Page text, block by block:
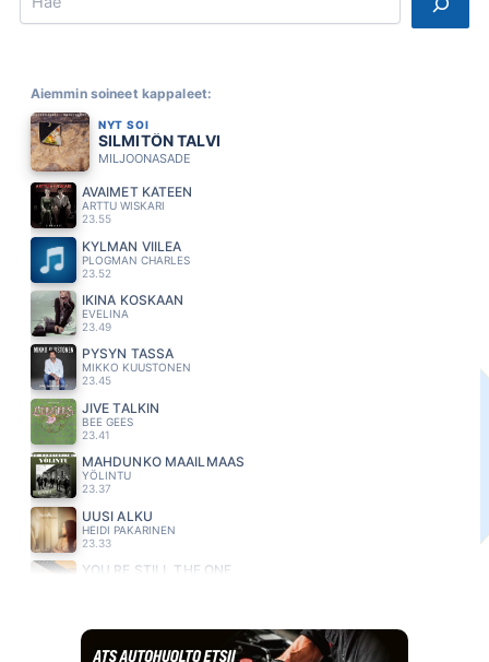
Aiemmin soineet kappaleet:
NYT SOI
SILMITÖN TALVI
MILJOONASADE
AVAIMET KÄTEEN
ARTTU WISKARI
23.55
KYLMAN VIILEA
PLOGMAN CHARLES
23.52
IKINÄ KOSKAAN
EVELINA
23.49
PYSYN TÄSSÄ
MIKKO KUUSTONEN
23.45
JIVE TALKIN
BEE GEES
23.41
MAHDUNKO MAAILMAAS
YÖLINTU
23.37
UUSI ALKU
HEIDI PAKARINEN
23.33
YOU RE STILL THE ONE
ELIAS KASKINEN & PÄIVÄN SANKARIT
23.27